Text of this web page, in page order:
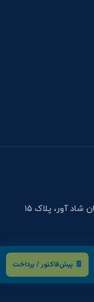
🧾 پیش‌فاکتور / پرداخت
آدرس دفتر: خیابان مقدس اردبیلی، نبش خیابان شاد آور، پلاک ۱۵